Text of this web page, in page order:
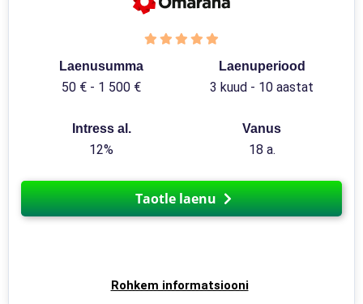
Laenusumma
50 € - 1 500 €
Laenuperiood
3 kuud - 10 aastat
Intress al.
12%
Vanus
18 a.
Taotle laenu
Rohkem informatsiooni